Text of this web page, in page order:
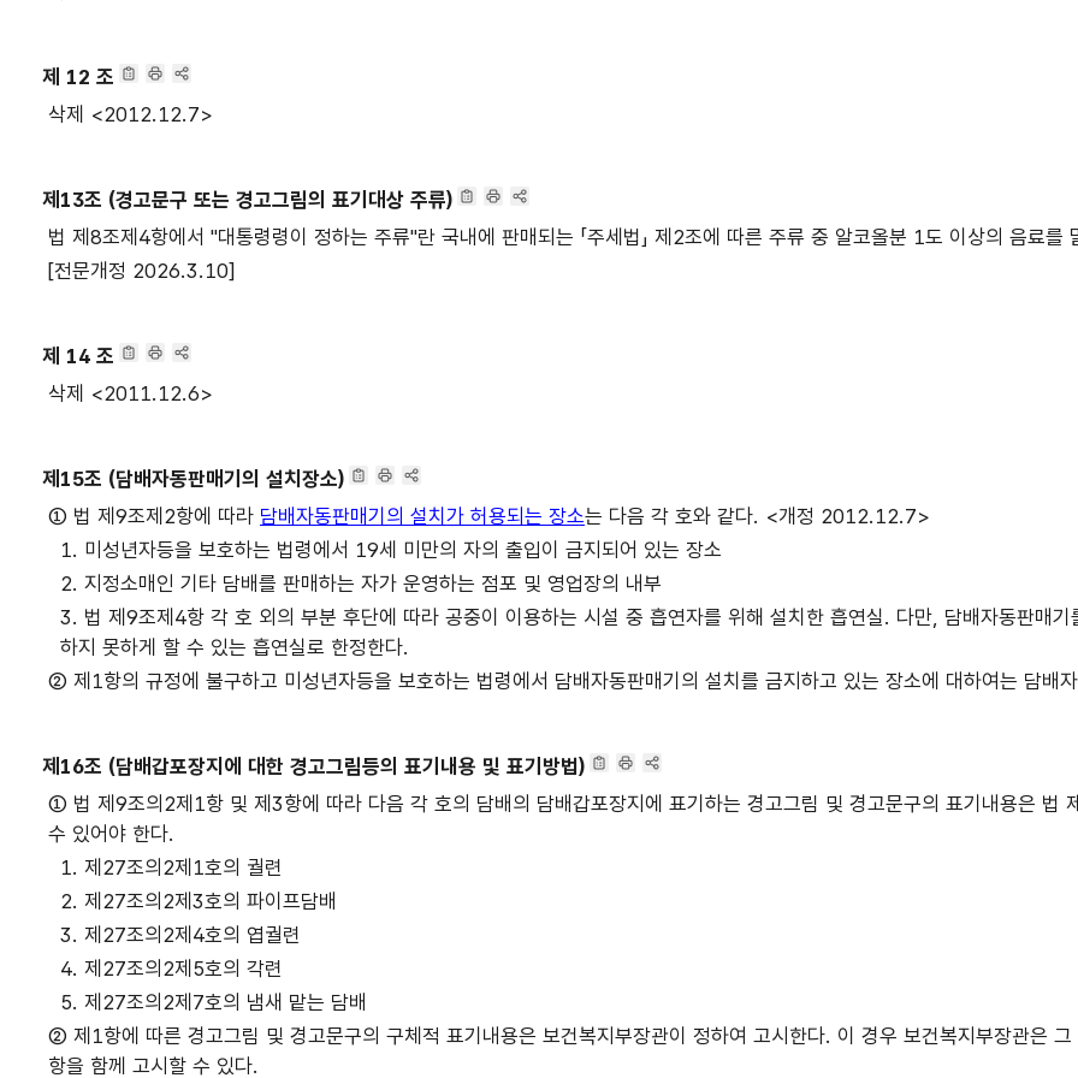
제 12 조
삭제 <2012.12.7>
제13조 (경고문구 또는 경고그림의 표기대상 주류)
법 제8조제4항에서 "대통령령이 정하는 주류"란 국내에 판매되는 「주세법」 제2조에 따른 주류 중 알코올분 1도 이상의 음료를
[전문개정 2026.3.10]
제 14 조
삭제 <2011.12.6>
제15조 (담배자동판매기의 설치장소)
① 법 제9조제2항에 따라 담배자동판매기의 설치가 허용되는 장소는 다음 각 호와 같다. <개정 2012.12.7>
1. 미성년자등을 보호하는 법령에서 19세 미만의 자의 출입이 금지되어 있는 장소
2. 지정소매인 기타 담배를 판매하는 자가 운영하는 점포 및 영업장의 내부
3. 법 제9조제4항 각 호 외의 부분 후단에 따라 공중이 이용하는 시설 중 흡연자를 위해 설치한 흡연실. 다만, 담배자동판매
하지 못하게 할 수 있는 흡연실로 한정한다.
② 제1항의 규정에 불구하고 미성년자등을 보호하는 법령에서 담배자동판매기의 설치를 금지하고 있는 장소에 대하여는 담배
제16조 (담배갑포장지에 대한 경고그림등의 표기내용 및 표기방법)
① 법 제9조의2제1항 및 제3항에 따라 다음 각 호의 담배의 담배갑포장지에 표기하는 경고그림 및 경고문구의 표기내용은 법
수 있어야 한다.
1. 제27조의2제1호의 궐련
2. 제27조의2제3호의 파이프담배
3. 제27조의2제4호의 엽궐련
4. 제27조의2제5호의 각련
5. 제27조의2제7호의 냄새 맡는 담배
② 제1항에 따른 경고그림 및 경고문구의 구체적 표기내용은 보건복지부장관이 정하여 고시한다. 이 경우 보건복지부장관은
항을 함께 고시할 수 있다.